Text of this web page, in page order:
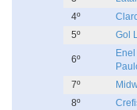
4º
5º
Gol
6º
7º
8º